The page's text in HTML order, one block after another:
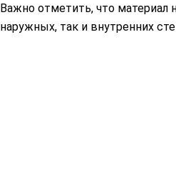
Важно отметить, что материал
наружных, так и внутренних